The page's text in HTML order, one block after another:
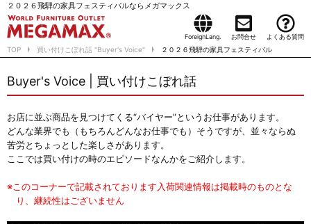
２０２６飛騨の家具フェスティバルならメガマックス
ForeignLang. お問合せ よくある質問
TOP 買い付けこぼれ話 "Buyer's Voice" ２０２６飛騨の家具フェスティバル
Buyer's Voice | 買い付けこぼれ話
お店に並ぶ商品を見つけてくる“バイヤー”というお仕事があります。
どんな業界でも（もちろんどんなお仕事でも）そうですが、並々ならぬ
苦労とちょっとした楽しさがあります。
ここでは買い付けの時のエピソードなんかをご紹介します。
※このコーナーで記載されております入荷関連情報は掲載時のものとな
り、継続性はございません